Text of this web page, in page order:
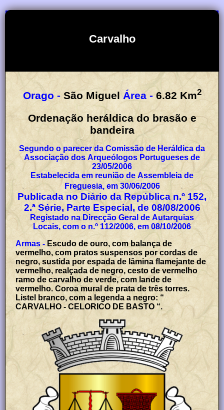
Carvalho
Orago - São Miguel Área - 6.82 Km2
Ordenação heráldica do brasão e
bandeira
Segundo o parecer da Comissão de Heráldica da
Associação dos Arqueólogos Portugueses de
23/05/2006
Estabelecida em reunião de Assembleia de
Freguesia, em 30/06/2006
Publicada no Diário da República n.º 152,
2.ª Série, Parte Especial, de 08/08/2006
Registado na Direcção Geral de Autarquias
Locais, com o n.º 112/2006, em 08/10/2006
Armas - Escudo de ouro, com balança de
vermelho, com pratos suspensos por cordas de
negro, sustida por espada de lâmina flamejante de
vermelho, realçada de negro, cesto de vermelho
ramo de carvalho de verde, com lande de
vermelho. Coroa mural de prata de três torres.
Listel branco, com a legenda a negro: “
CARVALHO - CELORICO DE BASTO “.